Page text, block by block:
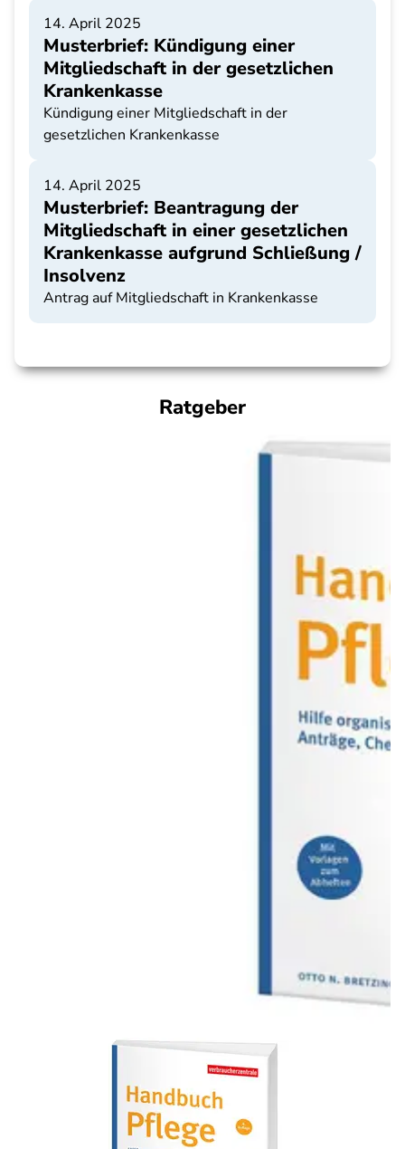
14. April 2025
Musterbrief: Kündigung einer
Mitgliedschaft in der gesetzlichen
Krankenkasse
Kündigung einer Mitgliedschaft in der
gesetzlichen Krankenkasse
14. April 2025
Musterbrief: Beantragung der
Mitgliedschaft in einer gesetzlichen
Krankenkasse aufgrund Schließung /
Insolvenz
Antrag auf Mitgliedschaft in Krankenkasse
Ratgeber